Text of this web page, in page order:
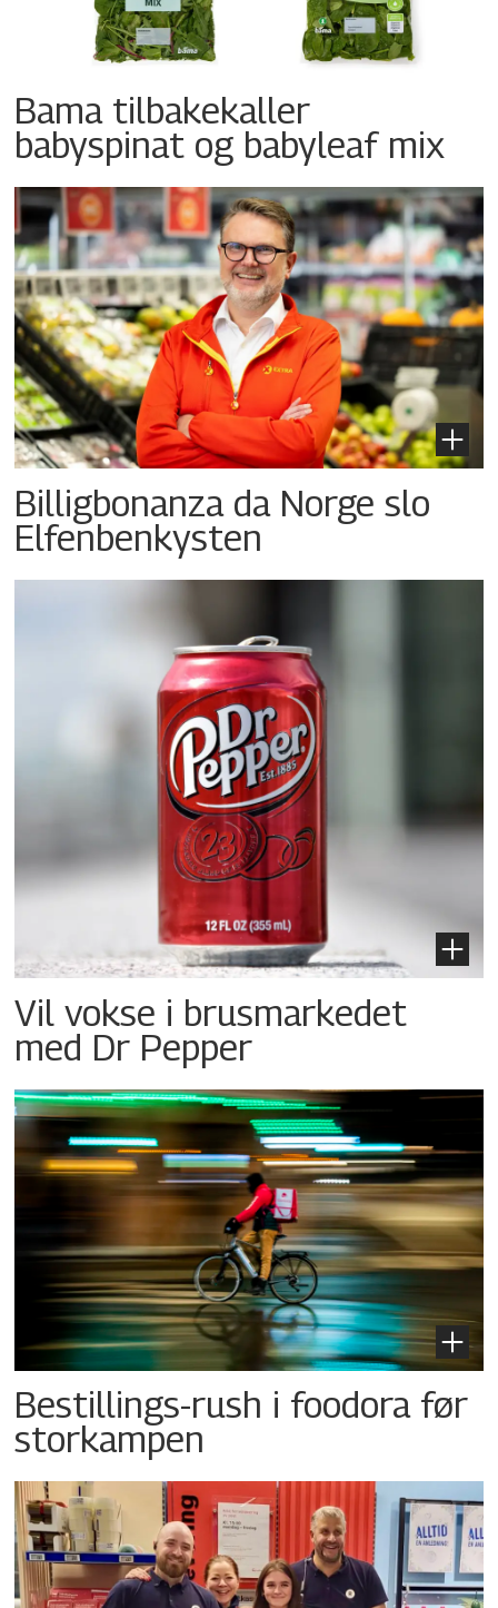
Bama tilbakekaller
babyspinat og babyleaf mix
Billigbonanza da Norge slo
Elfenbenkysten
Vil vokse i brusmarkedet
med Dr Pepper
Bestillings-rush i foodora før
storkampen